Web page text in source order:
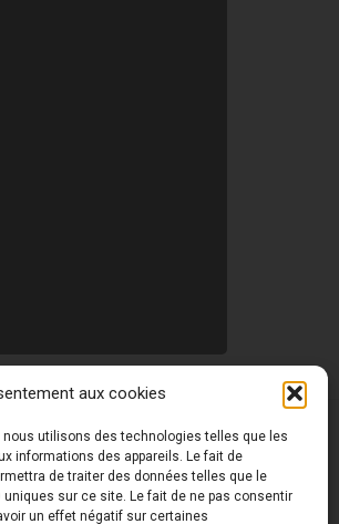
aux cookies
utilisons des technologies telles que les
informations des appareils. Le fait de
de traiter des données telles que le
sur ce site. Le fait de ne pas consentir
un effet négatif sur certaines
site sont la propriété de